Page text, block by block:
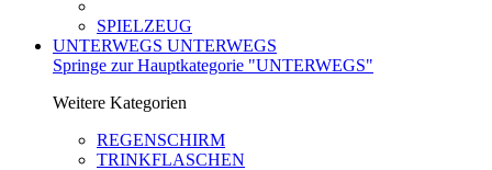
SPIELZEUG
UNTERWEGS UNTERWEGS
Springe zur Hauptkategorie "UNTERWEGS"
Weitere Kategorien
REGENSCHIRM
TRINKFLASCHEN